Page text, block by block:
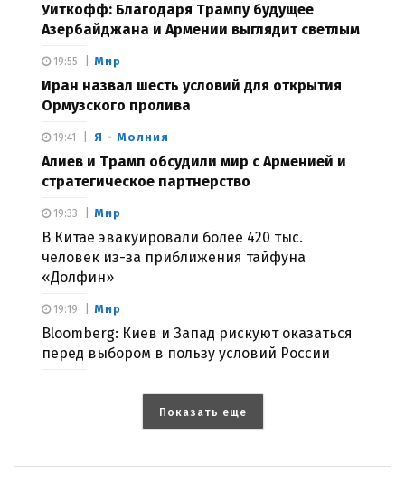
Уиткофф: Благодаря Трампу будущее
Азербайджана и Армении выглядит светлым
Мир
Иран назвал шесть условий для открытия
Ормузского пролива
19:55
Я - Молния
Алиев и Трамп обсудили мир с Арменией и
стратегическое партнерство
19:41
Мир
В Китае эвакуировали более 420 тыс.
человек из-за приближения тайфуна
«Долфин»
19:33
Мир
Bloomberg: Киев и Запад рискуют оказаться
перед выбором в пользу условий России
19:19
Показать еще